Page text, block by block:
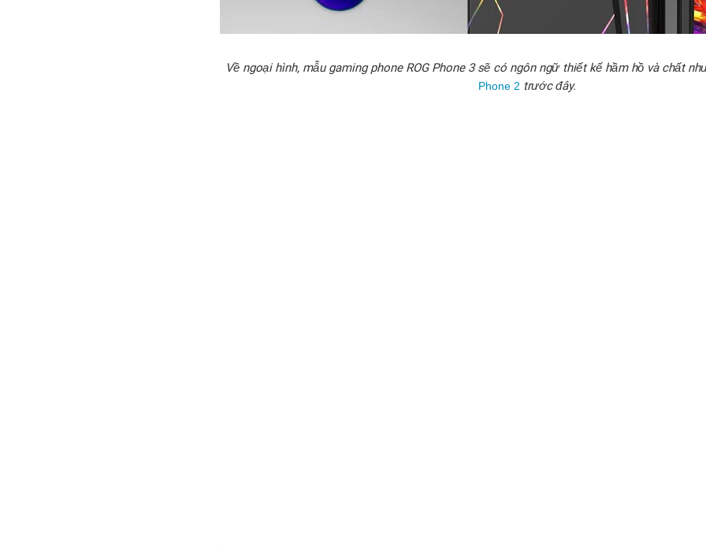
Về ngoại hình, mẫu gaming phone ROG Phone 3 sẽ có ngôn ngữ thiết kế hầm hồ và chất
Phone 2 trước đây.